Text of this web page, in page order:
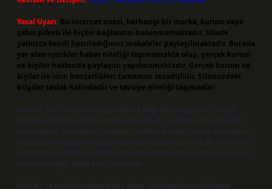
Yasal Uyarı: Bu internet sitesi, herhangi bir marka, kurum veya
şahıs şirketi ile hiçbir bağlantısı bulunmamaktadır. Sitede
yalnızca kendi hazırladığımız makaleler paylaşılmaktadır. Burada
yer alan içerikler haber niteliği taşımamakta olup, gerçek kurum
ve kişiler hakkında paylaşım yapılmamaktadır. Gerçek kurum ve
kişiler ile isim benzerlikleri tamamen tesadüfidir. Sitemizdeki
bilgiler taslak halindedir ve tavsiye niteliği taşımazlar.
Sitemiz, 5651 Sayılı Kanun gereğince Bilgi Teknolojileri ve İletişim
Kurumu (BTK) tarafından onaylanmış bir Yer Sağlayıcı olarak hizmet
vermektedir. Bu nedenle, sitedeki içerikleri proaktif olarak denetleme
veya araştırma yükümlülüğümüz bulunmamaktadır. Ancak, üyelerimiz
yazdıkları içeriklerin sorumluluğunu taşımakta olup, siteye üye olarak
bu sorumluluğu kabul etmiş sayılırlar.
Hukuka ve yasal düzenlemelere aykırı olduğunu düşündüğünüz